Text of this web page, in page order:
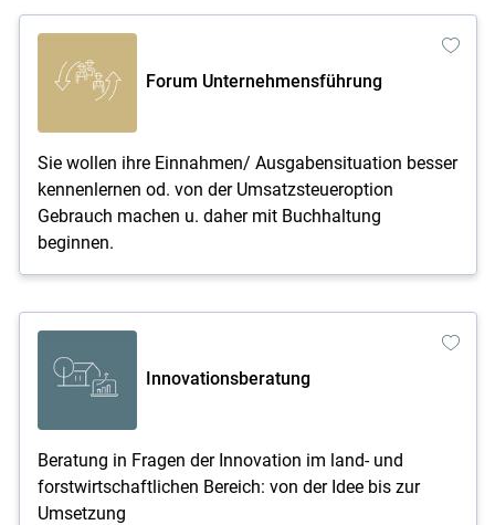
Forum Unternehmensführung
Sie wollen ihre Einnahmen/ Ausgabensituation besser
kennenlernen od. von der Umsatzsteueroption
Gebrauch machen u. daher mit Buchhaltung
beginnen.
Innovationsberatung
Beratung in Fragen der Innovation im land- und
forstwirtschaftlichen Bereich: von der Idee bis zur
Umsetzung